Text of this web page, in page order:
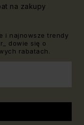
na zakupy
i najnowsze trendy
dowie się o
rabatach.